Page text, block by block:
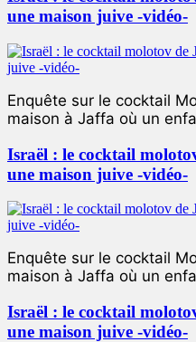
une maison juive -vidéo-
Enquête sur le cocktail
maison à Jaffa où un
Israël : le cocktail
une maison juive -vidéo-
Enquête sur le cocktail
maison à Jaffa où un
Israël : le cocktail
une maison juive -vidéo-